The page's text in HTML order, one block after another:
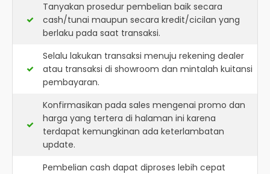
Tanyakan prosedur pembelian baik secara
cash/tunai maupun secara kredit/cicilan yang
berlaku pada saat transaksi.
Selalu lakukan transaksi menuju rekening dealer
atau transaksi di showroom dan mintalah kuitansi
pembayaran.
Konfirmasikan pada sales mengenai promo dan
harga yang tertera di halaman ini karena
terdapat kemungkinan ada keterlambatan
update.
Pembelian cash dapat diproses lebih cepat